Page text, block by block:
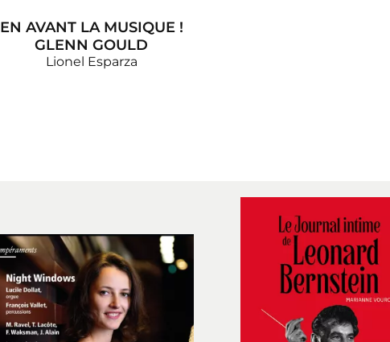
EN AVANT LA MUSIQUE !
GLENN GOULD
Lionel Esparza